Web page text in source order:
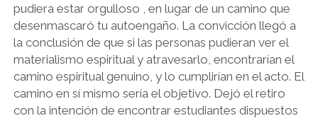
pudiera estar orgulloso , en lugar de un camino que
desenmascaró tu autoengaño. La convicción llegó a
la conclusión de que si las personas pudieran ver el
materialismo espiritual y atravesarlo, encontrarían el
camino espiritual genuino, y lo cumplirían en el acto. El
camino en sí mismo sería el objetivo. Dejó el retiro
con la intención de encontrar estudiantes dispuestos